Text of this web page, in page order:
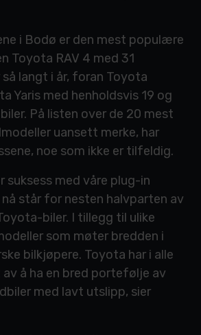
i Bodø er den mest populære
Toyota RAV 4 med 31
langt i år, foran Toyota
Yaris med henholdsvis 19 og
På listen over de 20 mest
uansett merke, har
noe som ikke er tilfeldig.
suksess med våre plug-in
står for nesten halvparten av
biler. I tillegg til ulike
som møter bredden i
bilkjøpere. Toyota har i alle
å ha en bred portefølje av
med lavt utslipp, sier